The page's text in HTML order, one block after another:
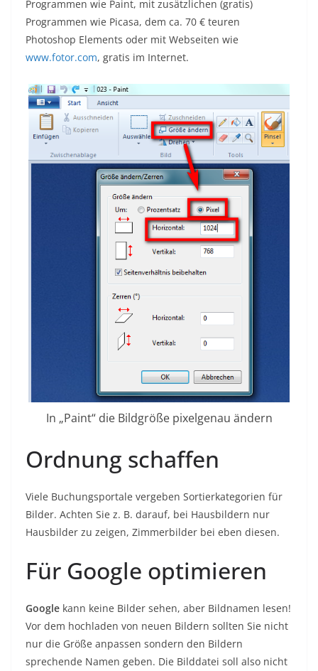
Programmen wie Paint, mit zusätzlichen (gratis)
Programmen wie Picasa, dem ca. 70 € teuren
Photoshop Elements oder mit Webseiten wie
www.fotor.com, gratis im Internet.
In „Paint“ die Bildgröße pixelgenau ändern
Ordnung schaffen
Viele Buchungsportale vergeben Sortierkategorien für
Bilder. Achten Sie z. B. darauf, bei Hausbildern nur
Hausbilder zu zeigen, Zimmerbilder bei eben diesen.
Für Google optimieren
Google kann keine Bilder sehen, aber Bildnamen lesen!
Vor dem hochladen von neuen Bildern sollten Sie nicht
nur die Größe anpassen sondern den Bildern
sprechende Namen geben. Die Bilddatei soll also nicht